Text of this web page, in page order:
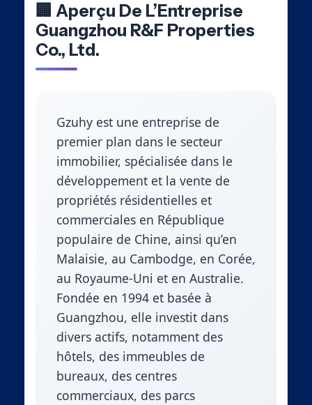
🏢 Aperçu De L’Entreprise
Guangzhou R&F Properties
Co., Ltd.
Gzuhy est une entreprise de
premier plan dans le secteur
immobilier, spécialisée dans le
développement et la vente de
propriétés résidentielles et
commerciales en République
populaire de Chine, ainsi qu’en
Malaisie, au Cambodge, en Corée,
au Royaume-Uni et en Australie.
Fondée en 1994 et basée à
Guangzhou, elle investit dans
divers actifs, notamment des
hôtels, des immeubles de
bureaux, des centres
commerciaux, des parcs